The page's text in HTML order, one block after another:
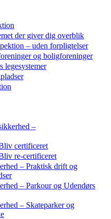
der giver dig overblik
– uden forpligtelser
og boligforeninger
legesystemer
–
certificeret
re-certificeret
– Praktisk drift og
– Parkour og Udendørs
– Skateparker og